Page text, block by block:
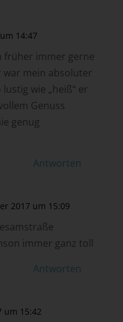
14:47
früher immer gerne
mein absoluter
wie „heiß“ er
Genuss
genug
Antworten
2017 um 15:09
immer ganz toll
Antworten
um 15:42